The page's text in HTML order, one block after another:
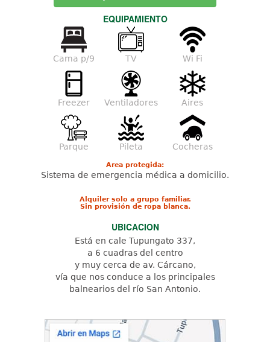
EQUIPAMIENTO
Cama p/9 TV Wi Fi
Freezer Ventiladores Aires
Parque Pileta Cocheras
Area protegida:
Sistema de emergencia médica a domicilio.
Alquiler solo a grupo familiar.
Sin provisión de ropa blanca.
UBICACION
Está en cale Tupungato 337,
a 6 cuadras del centro
y muy cerca de av. Cárcano,
vía que nos conduce a los principales
balnearios del río San Antonio.